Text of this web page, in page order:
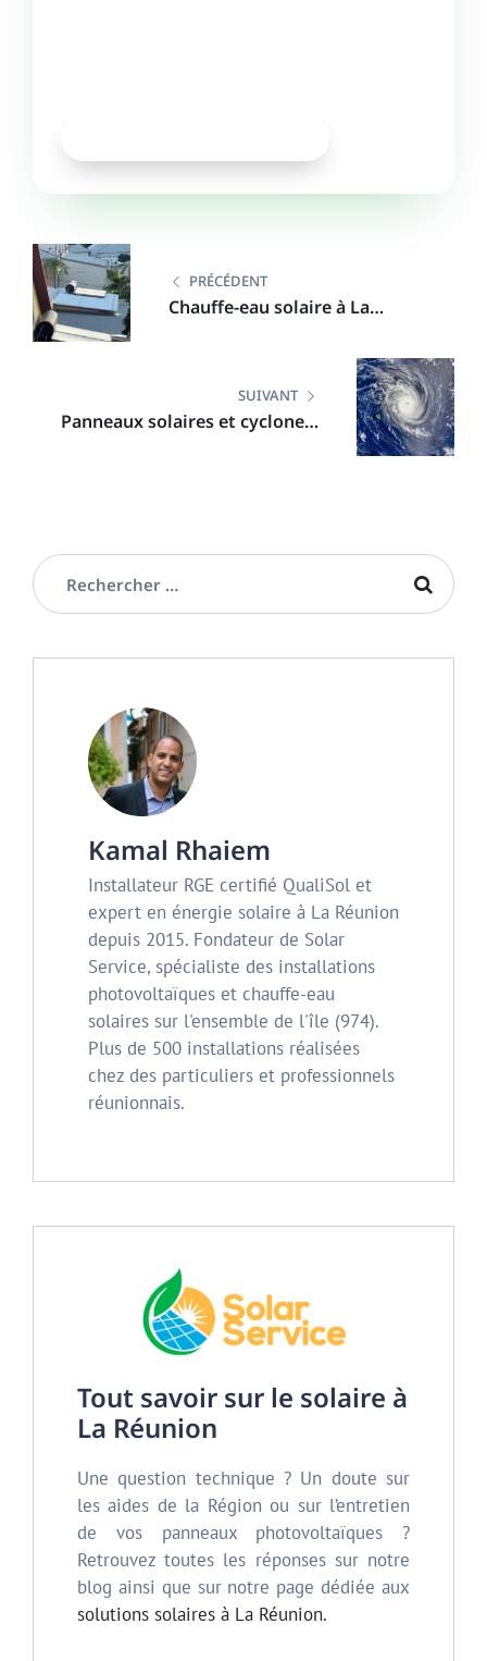
PRÉCÉDENT
Chauffe-eau solaire à La
qui changent tout ce qu’on croit
SUIVANT
Panneaux solaires et cyclone à
Kamal Rhaiem
Installateur RGE certifié QualiSol et
expert en énergie solaire à La Réunion
depuis 2015. Fondateur de Solar
Service, spécialiste des installations
photovoltaïques et chauffe-eau
solaires sur l'ensemble de l'île (974).
Plus de 500 installations réalisées
chez des particuliers et professionnels
réunionnais.
Tout savoir sur le solaire à
La Réunion
Une question technique ? Un doute sur
les aides de la Région ou sur l’entretien
de vos panneaux photovoltaïques ?
Retrouvez toutes les réponses sur notre
blog ainsi que sur notre page dédiée aux
solutions solaires à La Réunion.